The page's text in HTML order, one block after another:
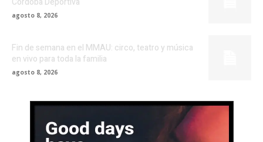
agosto 8, 2026
Fin de semana en el MMAU: circo, teatro y música
en vivo para toda la familia
agosto 8, 2026